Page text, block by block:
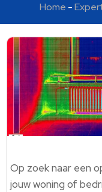
Home -
Op zoek naar een
jouw woning of